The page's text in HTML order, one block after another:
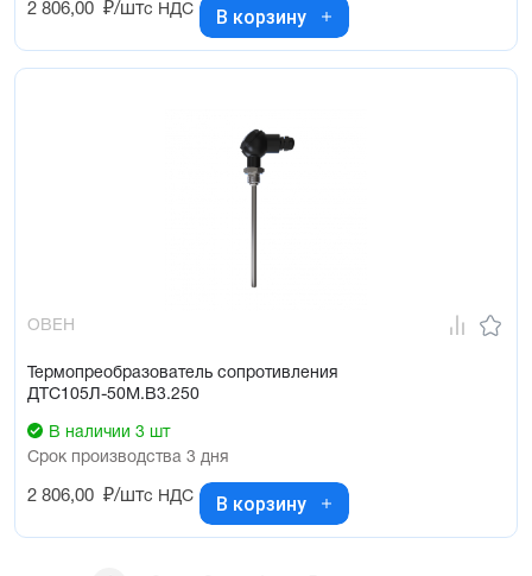
2 806,00 ₽/штс НДС В корзину
ОВЕН
Термопреобразователь сопротивления
ДТС105Л-50М.В3.250
В наличии 3 шт
Срок производства 3 дня
2 806,00 ₽/штс НДС В корзину